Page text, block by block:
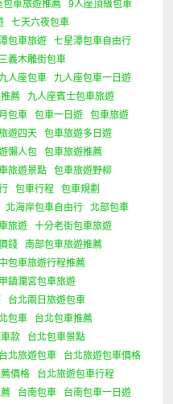
包車旅遊推薦
9人座頂級包車
七天六夜包車
包車旅遊
七星潭包車自由行
義木雕街包車
九人座包車
九人座包車一日遊
薦
九人座賓士包車旅遊
包車 包車一日遊
包車旅遊
遊四天
包車旅遊多日遊
懶人包
包車旅遊推薦
旅遊景點
包車旅遊野柳
包車行程
包車規劃
北海岸包車自由行
北部包車
旅遊
十分老街包車旅遊
錢
南部包車旅遊推薦
包車旅遊行程推薦
鎮瀾宮包車旅遊
台北兩日旅遊包車
包車
台北包車推薦
款
台北包車景點
台北旅遊包車
台北旅遊包車價格
價格
台北旅遊包車行程
台南包車
台南包車一日遊